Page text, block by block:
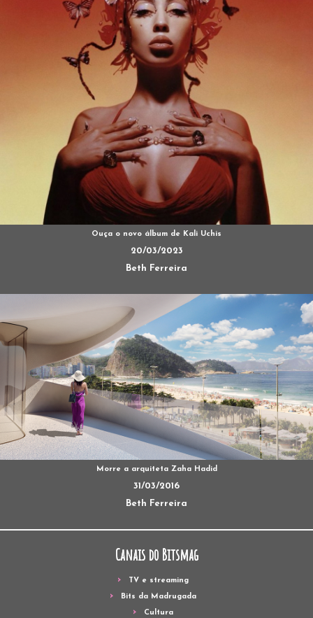
Ouça o novo álbum de Kali Uchis
20/03/2023
Beth Ferreira
Morre a arquiteta Zaha Hadid
31/03/2016
Beth Ferreira
Canais do Bitsmag
TV e streaming
Bits da Madrugada
Cultura